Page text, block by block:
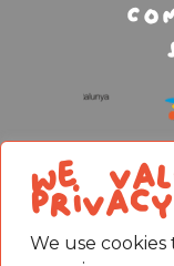
We
privacy
We use